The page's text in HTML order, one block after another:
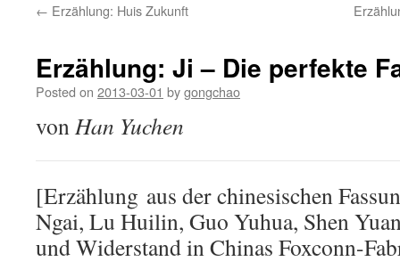
← Erzählung: Huis Zukunft
Erzählung: Ji – Die perfekte
Posted on 2013-03-01 bygongchao
vonHan Yuchen
[Erzählung aus der chinesischen
Ngai, Lu Huilin, Guo Yuhua, Shen
und Widerstand in Chinas Foxconn-